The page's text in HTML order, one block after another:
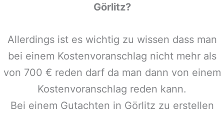
Görlitz?
Allerdings ist es wichtig zu wissen dass man
bei einem Kostenvoranschlag nicht mehr als
von 700 € reden darf da man dann von einem
Kostenvoranschlag reden kann.
Bei einem Gutachten in Görlitz zu erstellen